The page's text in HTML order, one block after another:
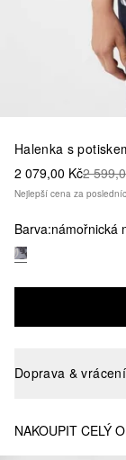
Halenka s
2 079,00 Kč2
Nejlepší cena za
Barva:námořnická
Doprava & vrácení
NAKOUPIT CELÝ